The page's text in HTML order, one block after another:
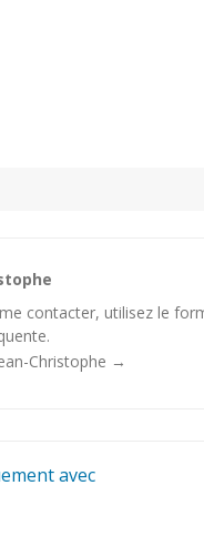
contacter, utilisez le
Christophe →
avec